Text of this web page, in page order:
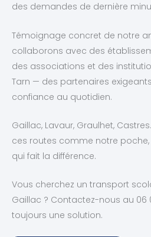
des demandes de dernière
Témoignage concret de notre
collaborons avec des
des associations et des
Tarn — des partenaires
confiance au quotidien.
Gaillac, Lavaur, Graulhet,
ces routes comme notre
qui fait la différence.
Vous cherchez un transport
Gaillac ? Contactez-nous au 06
toujours une solution.